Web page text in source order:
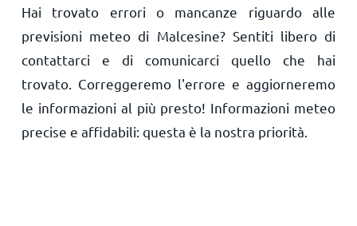
Hai trovato errori o mancanze riguardo alle
previsioni meteo di Malcesine? Sentiti libero di
contattarci e di comunicarci quello che hai
trovato. Correggeremo l'errore e aggiorneremo
le informazioni al più presto! Informazioni meteo
precise e affidabili: questa è la nostra priorità.